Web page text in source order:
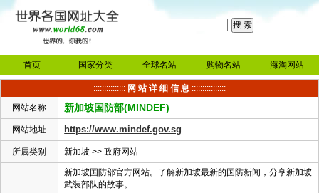
首页 国家分类 全球名站 购物名站 海淘网站
::::::::::::::: 网 站 详 细 信 息 ::::::::::::::::
网站名称
新加坡国防部(MINDEF)
网站地址 https://www.mindef.gov.sg
所属类别 新加坡 >>政府网站
新加坡国防部官方网站。了解新加坡最新的国防新闻，分享新加坡
武装部队的故事。